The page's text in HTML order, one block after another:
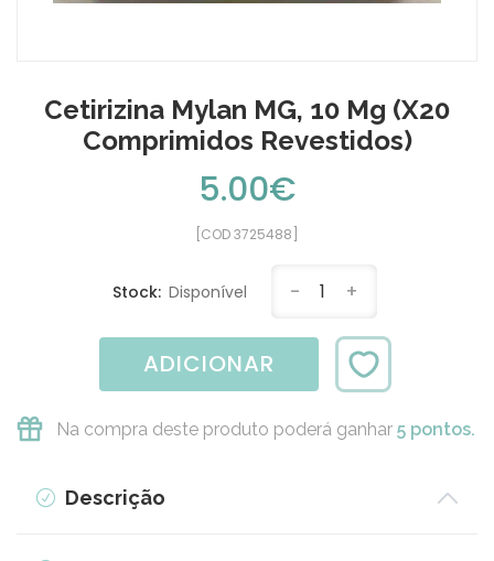
Cetirizina Mylan MG, 10 Mg (x20
Comprimidos Revestidos)
5.00€
[COD 3725488]
Stock: Disponível - 1 +
ADICIONAR
Na compra deste produto poderá ganhar 5 pontos.
Descrição